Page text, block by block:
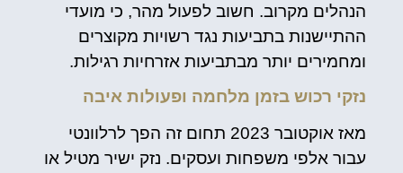
הנהלים מקרוב. חשוב לפעול מהר, כי מועדי
ההתיישנות בתביעות נגד רשויות מקוצרים
ומחמירים יותר מבתביעות אזרחיות רגילות.
נזקי רכוש בזמן מלחמה ופעולות איבה
מאז אוקטובר 2023 תחום זה הפך לרלוונטי
עבור אלפי משפחות ועסקים. נזק ישיר מטיל או